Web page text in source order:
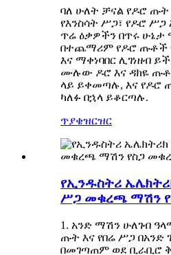
ባለ ሁለት ቻናል የዶሮ
የእንስሳት ሥጋ፣ የዶሮ ሥጋ
ጥሬ ዕቃዎችን በጥሩ ሁኔታ
በተጨማሪም የዶሮ ጡቶች
እና ማቀነባበር ሊገነዘብ
ሙሉው ዶሮ እና ዳክዬ
ላይ ይቀመጣሉ, እና የዶሮ
ካለፉ በኋላ ይቆርጣሉ.
ጥያቄዝርዝር
የኢንዱስትሪ
ሥጋ መቁረጫ ማሽን
1. አንድ ማሽን ሁለገብ
ጡት እና የበሬ ሥጋ
በመገጣጠም ወደ ቢራቢሮ